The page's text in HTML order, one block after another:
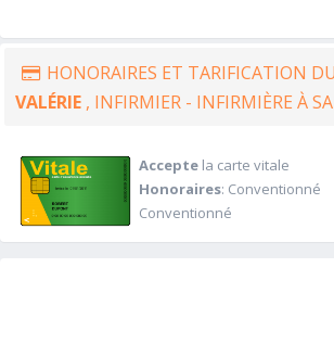
HONORAIRES ET TARIFICATION
VALÉRIE , INFIRMIER - INFIRMIÈRE À
Acceptela carte vitale
Honoraires: Conventionné
Conventionné